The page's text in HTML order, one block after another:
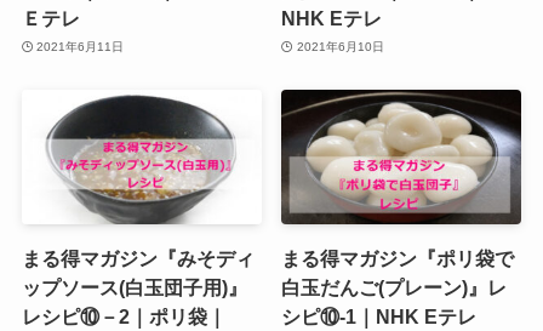
Ｅテレ
2021年6月11日
NHK Eテレ
2021年6月10日
まる得マガジン『みそディ
ップソース(白玉団子用)』
レシピ⑩－2｜ポリ袋｜
まる得マガジン『ポリ袋で
白玉だんご(プレーン)』レ
シピ⑩‐1｜NHK Eテレ